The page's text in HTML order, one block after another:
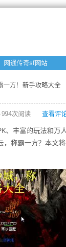
网通传奇sf网站
一方！新手攻略大全
994次阅读 查看评
、丰富的玩法和万
称霸一方？本文